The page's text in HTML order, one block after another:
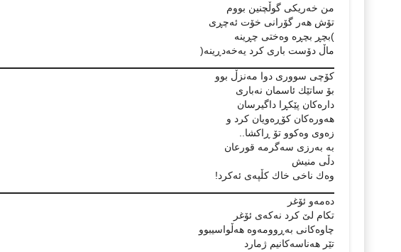
من خەریكی گوڵچنین بووم
تۆش هەر گۆرانی خۆت ئەچڕی
)بچڕ بچڕە وەختی چڕینە
ماڵ دۆست باری كرد یەخەدڕینە(
كۆچی سووری دوا مەنزڵ بوو
بۆ ساتێك ئاسمان نەباری
دارەكان پێكڕا داگیرسان
هەورەكان كۆڕەویان كرد و
زەوی وەكوو تۆ ڕاكشا..
بە بەرزی سەگرمە قورعان
دڵی منیش
وەك ناخی خاك کڵپەی ئەكرد!
دەمەو ئۆغر
تكام لێ كرد نەكەی ئۆغر
چاوەكانی بەڕوومەوە هەڵواسیبوو
تێر هەناسەكانیم ژمارد